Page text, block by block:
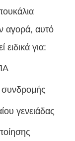
αγορά, αυτό
ειδικά για:
συνδρομής
γενειάδας